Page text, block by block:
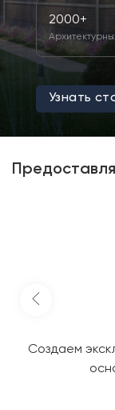
2000+
Узнать
Создаем